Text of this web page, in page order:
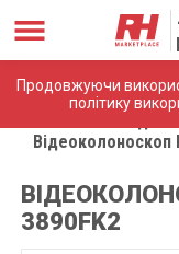
Продовжуючи
політику
Відеоколоноскоп
3890FK2